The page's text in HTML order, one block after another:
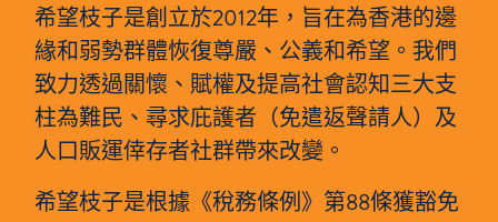
希望枝子是創立於2012年，旨在為香港的邊
緣和弱勢群體恢復尊嚴、公義和希望。我們
致力透過關懷、賦權及提高社會認知三大支
柱為難民、尋求庇護者（免遣返聲請人）及
人口販運倖存者社群帶來改變。
希望枝子是根據《稅務條例》第88條獲豁免